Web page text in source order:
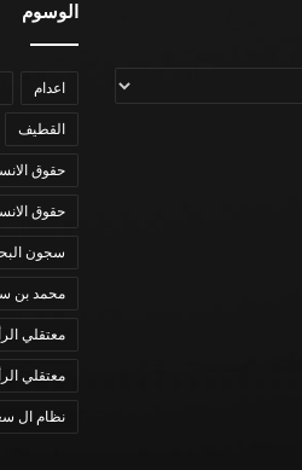
الوسوم
اعدام
القطيف
حقوق
حقوق
سجون
محمد بن
معتقلي
معتقلي
نظام ال